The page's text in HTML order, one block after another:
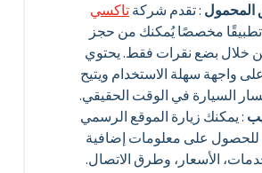
المحمول: تقدم شركةتاكسي
مخصصًا يُمكنك من حجز
خلال بضع نقرات فقط. يحتوي
واجهة سهلة الاستخدام ويتيح
السيارة في الوقت الحقيقي.
: يمكنك زيارة الموقع الرسمي
على معلومات إضافية
الأسعار، وطرق الاتصال.